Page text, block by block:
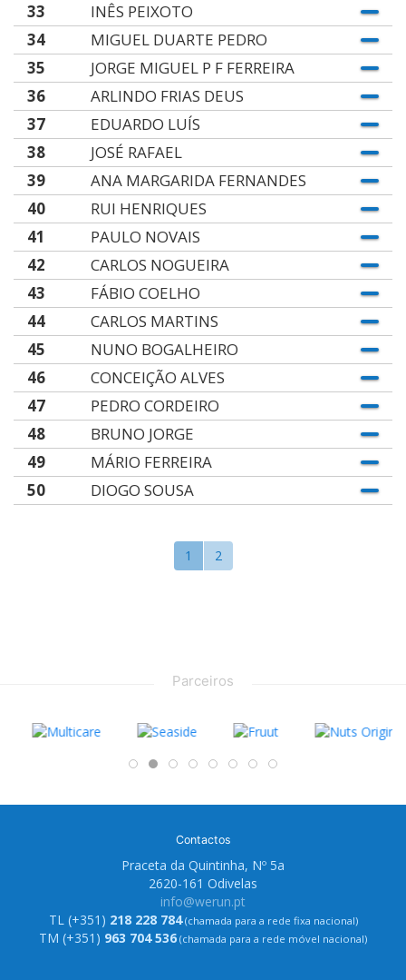
33
INÊS PEIXOTO
34
MIGUEL DUARTE PEDRO
35
JORGE MIGUEL P F FERREIRA
36
ARLINDO FRIAS DEUS
37
EDUARDO LUÍS
38
JOSÉ RAFAEL
39
ANA MARGARIDA FERNANDES
40
RUI HENRIQUES
41
PAULO NOVAIS
42
CARLOS NOGUEIRA
43
FÁBIO COELHO
44
CARLOS MARTINS
45
NUNO BOGALHEIRO
46
CONCEIÇÃO ALVES
47
PEDRO CORDEIRO
48
BRUNO JORGE
49
MÁRIO FERREIRA
50
DIOGO SOUSA
1 2
Parceiros
Contactos
Praceta da Quintinha, Nº 5a
2620-161 Odivelas
info@werun.pt
TL (+351) 218 228 784(chamada para a rede fixa nacional)
TM (+351) 963 704 536 (chamada para a rede móvel nacional)